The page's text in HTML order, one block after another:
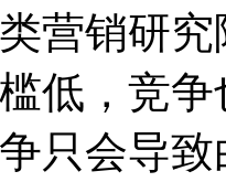
销研究
低，竞
只会导